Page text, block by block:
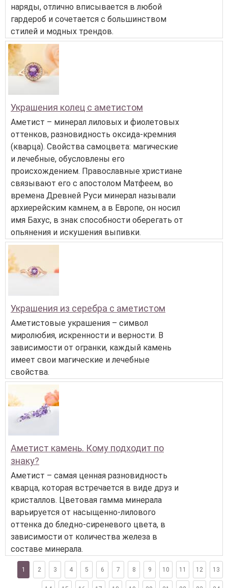
наряды, отлично вписывается в любой
гардероб и сочетается с большинством
стилей и модных трендов.
Украшения колец с аметистом
Аметист – минерал лиловых и фиолетовых
оттенков, разновидность оксида-кремния
(кварца). Свойства самоцвета: магические
и лечебные, обусловлены его
происхождением. Православные христиане
связывают его с апостолом Матфеем, во
времена Древней Руси минерал называли
архиерейским камнем, а в Европе, он носил
имя Бахус, в знак способности оберегать от
опьянения и искушения выпивки.
Украшения из серебра с аметистом
Аметистовые украшения – символ
миролюбия, искренности и верности. В
зависимости от огранки, каждый камень
имеет свои магические и лечебные
свойства.
Аметист камень. Кому подходит по
знаку?
Аметист – самая ценная разновидность
кварца, которая встречается в виде друз и
кристаллов. Цветовая гамма минерала
варьируется от насыщенно-лилового
оттенка до бледно-сиреневого цвета, в
зависимости от количества железа в
составе минерала.
1 2 3 4 5 6 7 8 9 10 11 12 13